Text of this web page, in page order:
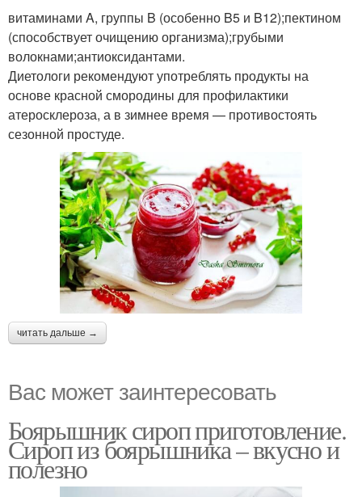
витаминами A, группы B (особенно B5 и B12);пектином
(способствует очищению организма);грубыми
волокнами;антиоксидантами.
Диетологи рекомендуют употреблять продукты на
основе красной смородины для профилактики
атеросклероза, а в зимнее время — противостоять
сезонной простуде.
читать дальше →
Вас может заинтересовать
Боярышник сироп приготовление.
Сироп из боярышника – вкусно и
полезно